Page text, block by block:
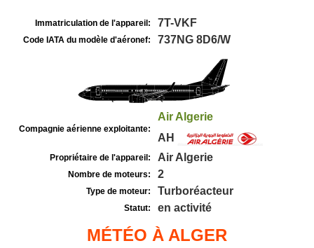
Immatriculation de l'appareil: 7T-VKF
Code IATA du modèle d'aéronef: 737NG 8D6/W
Compagnie aérienne exploitante:
Air Algerie
AH
Propriétaire de l'appareil: Air Algerie
Nombre de moteurs: 2
Type de moteur: Turboréacteur
Statut: en activité
MÉTÉO À ALGER